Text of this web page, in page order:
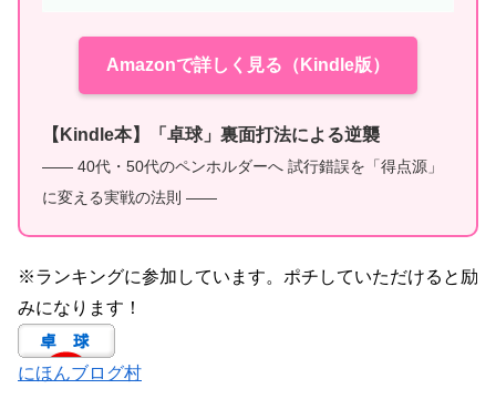
Amazonで詳しく見る（Kindle版）
【Kindle本】「卓球」裏面打法による逆襲
—— 40代・50代のペンホルダーへ 試行錯誤を「得点源」
に変える実戦の法則 ——
※ランキングに参加しています。ポチしていただけると励
みになります！
にほんブログ村